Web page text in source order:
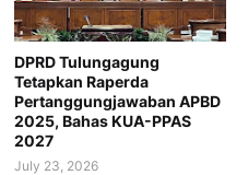
DPRD Tulungagung
Tetapkan Raperda
Pertanggungjawaban APBD
2025, Bahas KUA-PPAS
2027
July 23, 2026